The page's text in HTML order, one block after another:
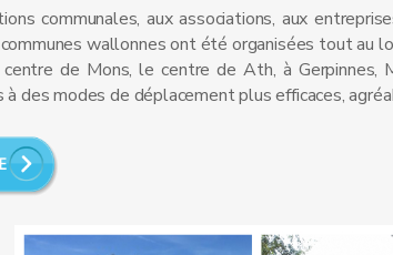
communales, aux associations, aux
wallonnes ont été organisées tout au
de Mons, le centre de Ath, à
des modes de déplacement plus efficaces,